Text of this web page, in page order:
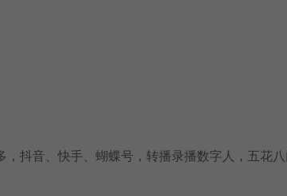
，抖音、快手、蝴蝶号，转播录播数字人，五花